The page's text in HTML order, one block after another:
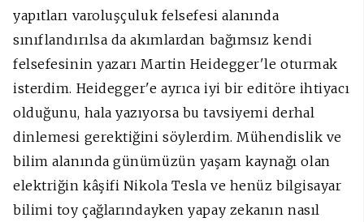
yapıtları varoluşçuluk felsefesi alanında
sınıflandırılsa da akımlardan bağımsız kendi
felsefesinin yazarı Martin Heidegger'le oturmak
isterdim. Heidegger'e ayrıca iyi bir editöre ihtiyacı
olduğunu, hala yazıyorsa bu tavsiyemi derhal
dinlemesi gerektiğini söylerdim. Mühendislik ve
bilim alanında günümüzün yaşam kaynağı olan
elektriğin kâşifi Nikola Tesla ve henüz bilgisayar
bilimi toy çağlarındayken yapay zekanın nasıl